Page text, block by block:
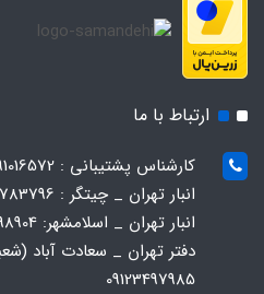
ارتباط با ما
کارشناس پشتیبانی : 02191016572
انبار تهران _ چیتگر : 02144783796 - 09213497985
انبار تهران _ اسلامشهر: 02156698904 - 09353497985
09123497985